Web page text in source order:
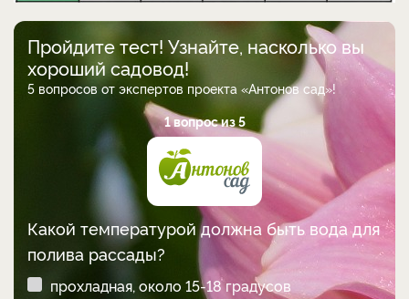
Пройдите тест! Узнайте, насколько вы
хороший садовод!
5 вопросов от экспертов проекта «Антонов сад»!
1 вопрос из 5
Какой температурой должна быть вода для
полива рассады?
прохладная, около 15-18 градусов